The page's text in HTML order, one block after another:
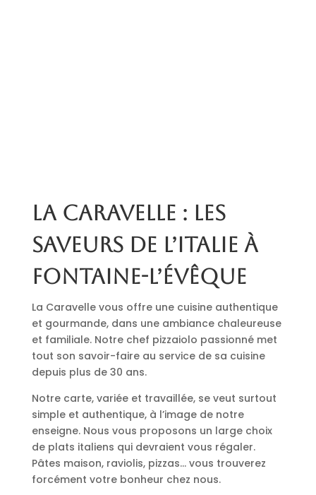
La Caravelle : les
saveurs de l’Italie à
Fontaine-l’Évêque
La Caravelle vous offre une cuisine authentique
et gourmande, dans une ambiance chaleureuse
et familiale. Notre chef pizzaiolo passionné met
tout son savoir-faire au service de sa cuisine
depuis plus de 30 ans.
Notre carte, variée et travaillée, se veut surtout
simple et authentique, à l’image de notre
enseigne. Nous vous proposons un large choix
de plats italiens qui devraient vous régaler.
Pâtes maison, raviolis, pizzas… vous trouverez
forcément votre bonheur chez nous.